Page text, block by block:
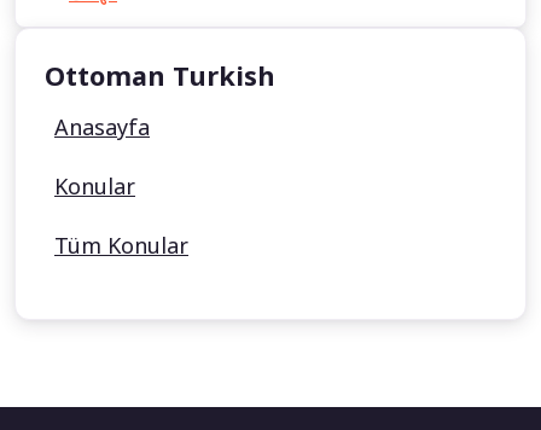
Ottoman Turkish
Anasayfa
Konular
Tüm Konular